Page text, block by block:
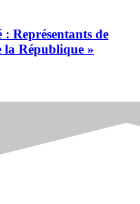
Représentants de
la République »